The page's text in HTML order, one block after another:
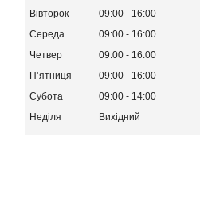
Вівторок
09:00
16:00
Середа
09:00
16:00
Четвер
09:00
16:00
Пʼятниця
09:00
16:00
Субота
09:00
14:00
Неділя
Вихідний